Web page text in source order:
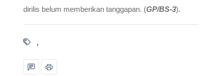
dirilis belum memberikan tanggapan. (GP/BS-3).
,